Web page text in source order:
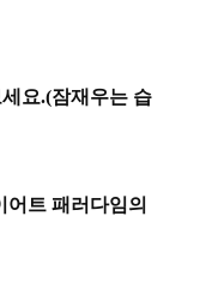
요.(잠재우는 습
트 패러다임의